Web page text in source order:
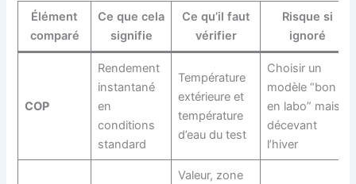
Élément
comparé
Ce que cela
signifie
Ce qu’il faut
vérifier
Risque si
ignoré
COP
Rendement
instantané
en
conditions
standard
Température
extérieure et
température
d’eau du test
Choisir un
modèle “bon
en labo” mais
décevant
l’hiver
Valeur, zone